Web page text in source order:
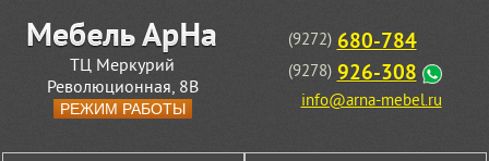
ТЦ Меркурий
Революционная, 8В
РЕЖИМ РАБОТЫ
(9272) 680-784
(9278) 926-308
info@arna-mebel.ru